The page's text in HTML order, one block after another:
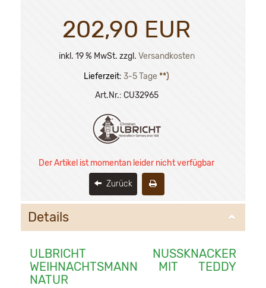
202,90 EUR
inkl. 19 % MwSt. zzgl. Versandkosten
Lieferzeit: 3-5 Tage**)
Art.Nr.: CU32965
Der Artikel ist momentan leider nicht verfügbar
Zurück
Details
ULBRICHT NUSSKNACKER
WEIHNACHTSMANN MIT TEDDY
NATUR